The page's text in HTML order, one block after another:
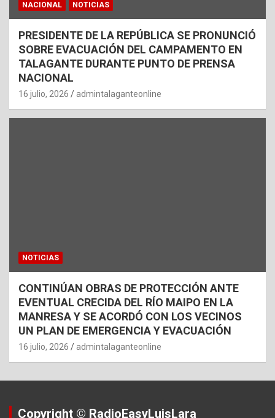
NACIONAL NOTICIAS
PRESIDENTE DE LA REPÚBLICA SE PRONUNCIÓ
SOBRE EVACUACIÓN DEL CAMPAMENTO EN
TALAGANTE DURANTE PUNTO DE PRENSA
NACIONAL
16 julio, 2026 admintalaganteonline
NOTICIAS
CONTINÚAN OBRAS DE PROTECCIÓN ANTE
EVENTUAL CRECIDA DEL RÍO MAIPO EN LA
MANRESA Y SE ACORDÓ CON LOS VECINOS
UN PLAN DE EMERGENCIA Y EVACUACIÓN
16 julio, 2026 admintalaganteonline
Copyright © RadioEasyLuisLara